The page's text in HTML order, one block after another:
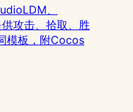
、
攻击、拾取、胜
模板，附Cocos